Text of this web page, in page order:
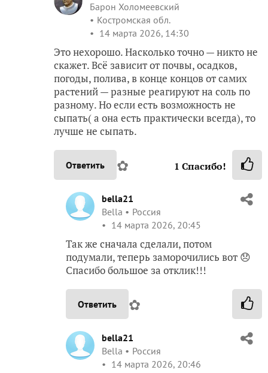
Барон Холомеевский
Костромская обл.
14 марта 2026, 14:30
Это нехорошо. Насколько точно — никто не
скажет. Всё зависит от почвы, осадков,
погоды, полива, в конце концов от самих
растений — разные реагируют на соль по
разному. Но если есть возможность не
сыпать( а она есть практически всегда), то
лучше не сыпать.
Ответить ✿ 1 Спасибо!
bella21
Bella
Россия
14 марта 2026, 20:45
Так же сначала сделали, потом
подумали, теперь заморочились вот 😞
Спасибо большое за отклик!!!
Ответить ✿
bella21
Bella
Россия
14 марта 2026, 20:46